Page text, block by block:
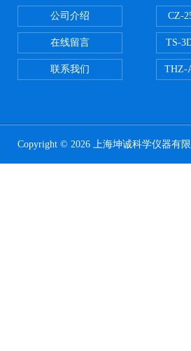
公司介绍
在线留言
联系我们
CZ-
TS-
THZ-
Copyright © 2026 上海坤诚科学仪器有